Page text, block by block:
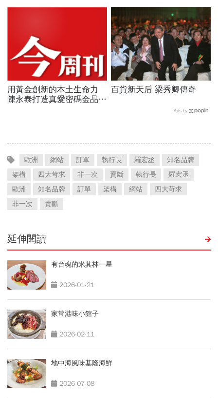
用黃金創新的本土生命力
陳永泰打造真愛密碼金品牌
百貨新天后 梁秀卿傳奇
Ads by
歐洲 網站 訂單 執行長 羅宏丞
知名品牌
架構
四大苛求 非一次 賣斷 執行長
羅宏丞
歐洲
知名品牌 訂單 架構 網站
四大苛求
非一次
賣斷
延伸閱讀
有台魂的米其林一星
2026-01-21
家常港味小館子
2026-02-11
地中海風味基隆海鮮
2026-07-08